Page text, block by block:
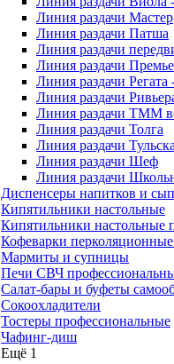
Линия раздачи Мастер
Линия раздачи Патша
Линия раздачи
Линия раздачи
Линия раздачи Регата
Линия раздачи
Линия раздачи ТММ
Линия раздачи Толга
Линия раздачи
Линия раздачи Шеф
Линия раздачи
Диспенсеры напитков и
Кипятильники настольные
Кипятильники настольные
Кофеварки
Мармиты и супницы
Печи СВЧ
Салат-бары и буфеты
Сокоохладители
Тостеры профессиональные
Чафинг-диш
Ещё 1